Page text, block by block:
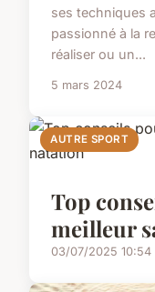
ses techniques
passionné à la
réaliser ou un...
5 mars 2024
AUTRE SPORT
Top
meilleur
03/07/2025 10:54